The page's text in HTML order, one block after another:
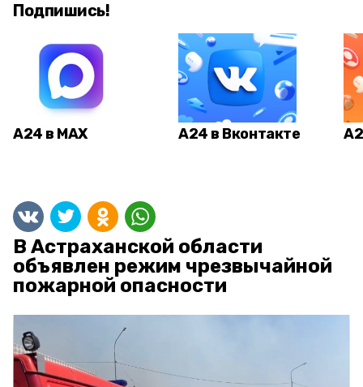
Подпишись!
А24 в MAX А24 в Вконтакте
В Астраханской области
объявлен режим чрезвычайной
пожарной опасности